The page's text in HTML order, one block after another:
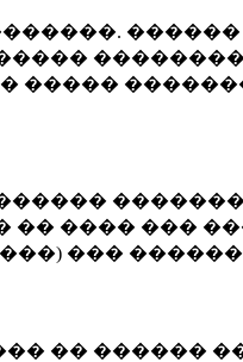
�����
���� ���
���
�� ������